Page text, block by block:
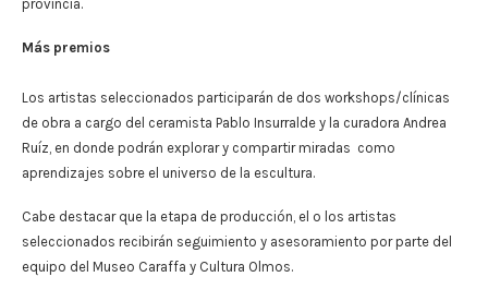
provincia.
Más premios
Los artistas seleccionados participarán de dos workshops/clínicas
de obra a cargo del ceramista Pablo Insurralde y la curadora Andrea
Ruíz, en donde podrán explorar y compartir miradas como
aprendizajes sobre el universo de la escultura.
Cabe destacar que la etapa de producción, el o los artistas
seleccionados recibirán seguimiento y asesoramiento por parte del
equipo del Museo Caraffa y Cultura Olmos.